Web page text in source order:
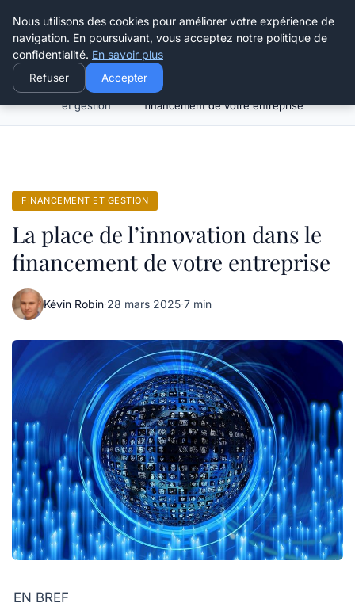
Henry Panky
Financement
et gestion
La place de l’innovation dans le
financement de votre entreprise
FINANCEMENT ET GESTION
La place de l’innovation dans le
financement de votre entreprise
Kévin Robin·28 mars 2025·7 min
EN BREF
Nous utilisons des cookies pour améliorer votre expérience de
navigation. En poursuivant, vous acceptez notre politique de
confidentialité. En savoir plus
Refuser Accepter